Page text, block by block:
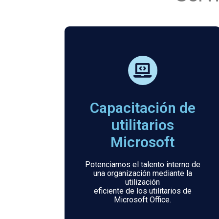
Capacitación de
utilitarios
Microsoft
Potenciamos el talento interno de
una organización mediante la
utilización
eficiente de los utilitarios de
Microsoft Office.